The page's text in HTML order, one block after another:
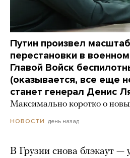
Путин произвел
перестановки в
Главой Войск
(оказывается, все еще
станет генерал Денис
Максимально коротко о
НОВОСТИ день назад
В Грузии снова блэкаут —